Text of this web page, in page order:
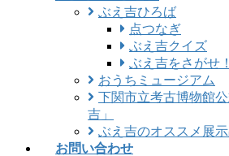
ぶえ吉ひろば
点つなぎ
ぶえ吉クイズ
ぶえ吉をさがせ！
おうちミュージアム
下関市立考古博物館
吉」
ぶえ吉のオススメ展示
お問い合わせ